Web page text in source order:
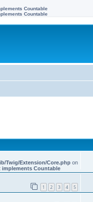
Countable
Countable
Twig/Extension/Core.phpon
implements Countable
1 2 3 4 5